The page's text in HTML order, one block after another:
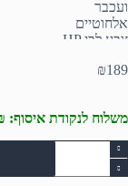
₪189
משלוח לנקודת איסוף: 20₪ | משלוח עד הבית: 50₪
כמות
של
שילוב